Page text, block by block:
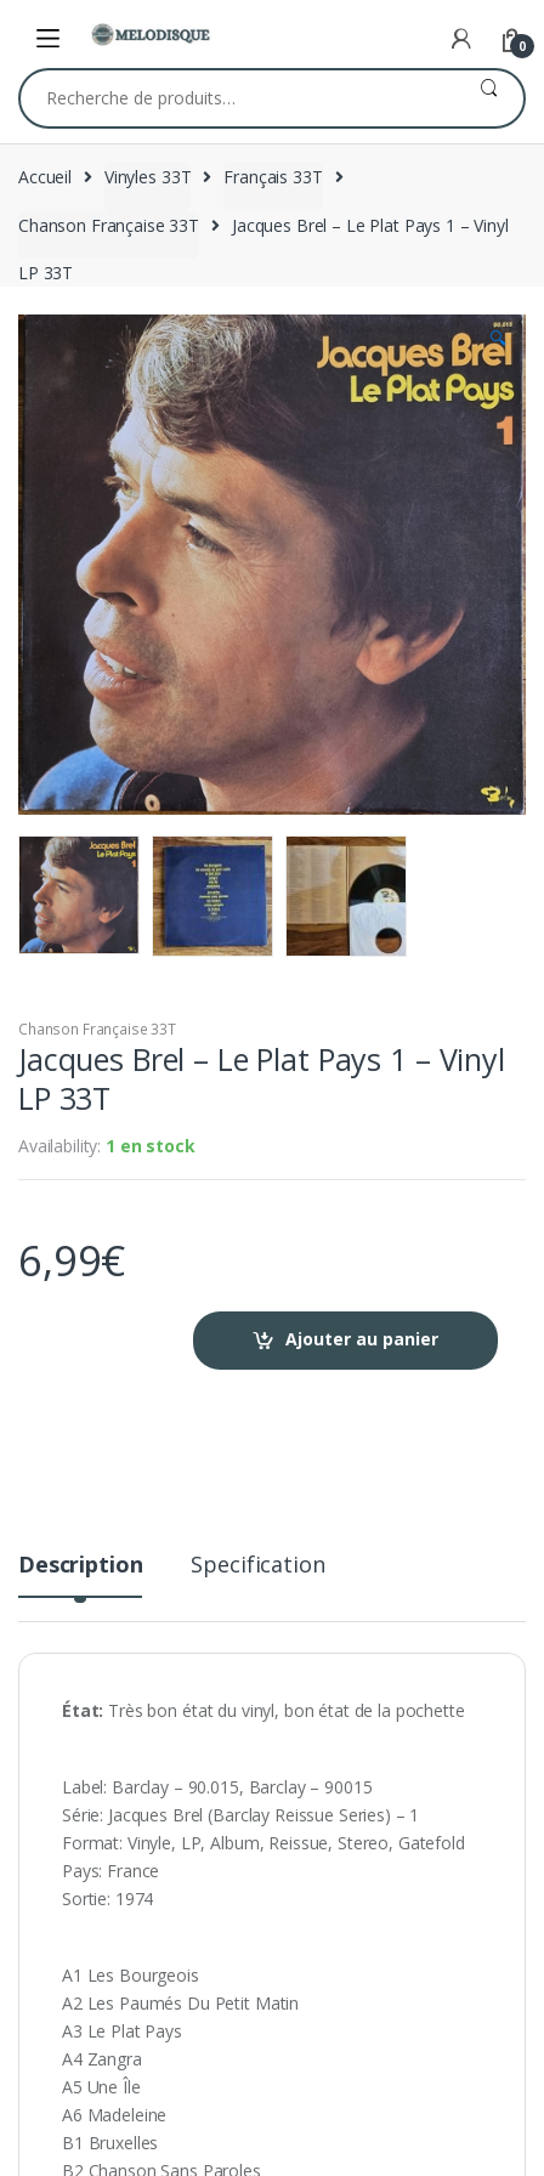
navigation
content
0
Recherche
pour :
Accueil Vinyles 33T Français 33T
Chanson Française 33T Jacques Brel – Le Plat Pays 1 – Vinyl
LP 33T
🔍
Chanson Française 33T
Jacques Brel – Le Plat Pays 1 – Vinyl
LP 33T
Availability: 1 en stock
6,99€
Ajouter au panier
Description Specification
État: Très bon état du vinyl, bon état de la pochette
Label: Barclay – 90.015, Barclay – 90015
Série: Jacques Brel (Barclay Reissue Series) – 1
Format: Vinyle, LP, Album, Reissue, Stereo, Gatefold
Pays: France
Sortie: 1974
A1 Les Bourgeois
A2 Les Paumés Du Petit Matin
A3 Le Plat Pays
A4 Zangra
A5 Une Île
A6 Madeleine
B1 Bruxelles
B2 Chanson Sans Paroles